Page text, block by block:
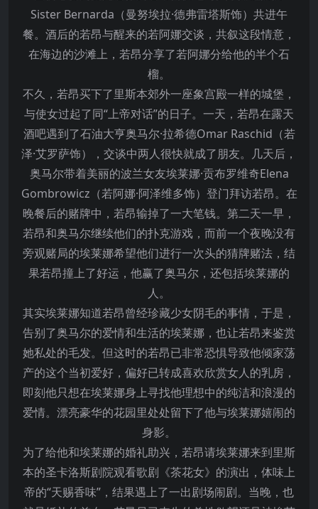
Sister Bernarda（曼努埃拉·德弗雷塔斯饰）共进午
餐。酒后的若昂与醒来的若阿娜交谈，共叙这段情意，
在海边的沙滩上，若昂分享了若阿娜分给他的半个石
榴。
不久，若昂买下了里斯本郊外一座象宫殿一样的城堡，
与使女过起了同“上帝对话”的日子。一天，若昂在露天
酒吧遇到了石油大亨奥马尔·拉希德Omar Raschid（若
泽·艾罗萨饰），交谈中两人很快就成了朋友。几天后，
奥马尔带着美丽的波兰女友埃莱娜·贡布罗维奇Elena
Gombrowicz（若阿娜·阿泽维多饰）登门拜访若昂。在
晚餐后的赌牌中，若昂输掉了一大笔钱。第二天一早，
若昂和奥马尔继续他们的扑克游戏，而前一个夜晚没有
旁观赌局的埃莱娜希望他们进行一次头的猜牌赌法，结
果若昂撞上了好运，他赢了奥马尔，还包括埃莱娜的
人。
其实埃莱娜知道若昂曾经珍藏少女阴毛的事情，于是，
告别了奥马尔的爱情和生活的埃莱娜，也让若昂来鉴赏
她私处的毛发。但这时的若昂已非常恐惧导致他倾家荡
产的这个当初爱好，偏好已转成喜欢欣赏女人的乳房，
即刻他只想在埃莱娜身上寻找他理想中的纯洁和浪漫的
爱情。漂亮豪华的花园里处处留下了他与埃莱娜嬉闹的
身影。
为了给他和埃莱娜的婚礼助兴，若昂请埃莱娜来到里斯
本的圣卡洛斯剧院观看歌剧《茶花女》的演出，体味上
帝的“天赐香味”，结果遇上了一出剧场闹剧。当晚，也